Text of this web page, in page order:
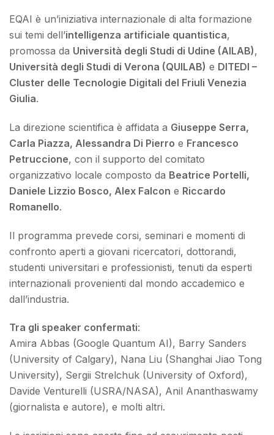
EQAI è un’iniziativa internazionale di alta formazione
sui temi dell’intelligenza artificiale quantistica,
promossa da Università degli Studi di Udine (AILAB),
Università degli Studi di Verona (QUILAB) e DITEDI –
Cluster delle Tecnologie Digitali del Friuli Venezia
Giulia.
La direzione scientifica è affidata a Giuseppe Serra,
Carla Piazza, Alessandra Di Pierro e Francesco
Petruccione, con il supporto del comitato
organizzativo locale composto da Beatrice Portelli,
Daniele Lizzio Bosco, Alex Falcon e Riccardo
Romanello.
Il programma prevede corsi, seminari e momenti di
confronto aperti a giovani ricercatori, dottorandi,
studenti universitari e professionisti, tenuti da esperti
internazionali provenienti dal mondo accademico e
dall’industria.
Tra gli speaker confermati:
Amira Abbas (Google Quantum AI), Barry Sanders
(University of Calgary), Nana Liu (Shanghai Jiao Tong
University), Sergii Strelchuk (University of Oxford),
Davide Venturelli (USRA/NASA), Anil Ananthaswamy
(giornalista e autore), e molti altri.